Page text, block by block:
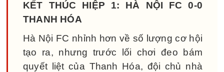
KẾT THÚC HIỆP 1: HÀ NỘI FC 0-0
THANH HÓA
Hà Nội FC nhỉnh hơn về số lượng cơ hội
tạo ra, nhưng trước lối chơi đeo bám
quyết liệt của Thanh Hóa, đội chủ nhà